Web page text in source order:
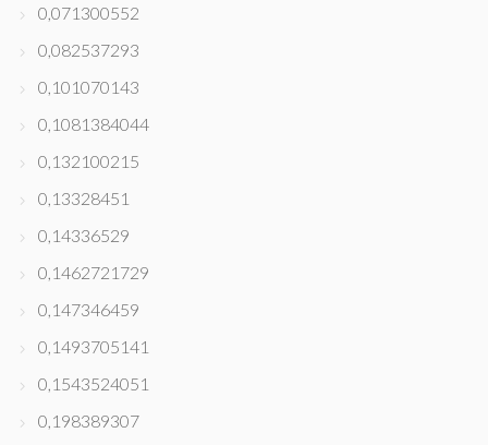
0,071300552
0,082537293
0,101070143
0,1081384044
0,132100215
0,13328451
0,14336529
0,1462721729
0,147346459
0,1493705141
0,1543524051
0,198389307